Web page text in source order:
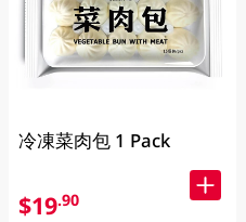
冷凍菜肉包 1 Pack
$19.90